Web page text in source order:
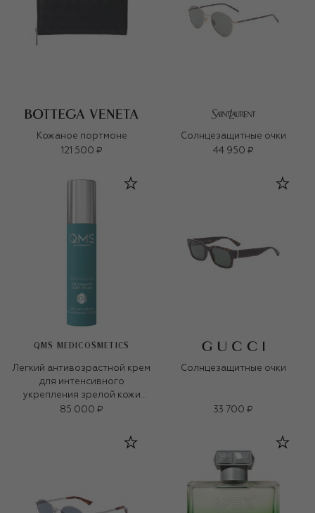
Кожаное портмоне
121 500 ₽
Солнцезащитные очки
44 950 ₽
QMS MEDICOSMETICS
Легкий антивозрастной крем
для интенсивного
укрепления зрелой кожи
«3D-коллаген» (50ml)
85 000 ₽
Солнцезащитные очки
33 700 ₽